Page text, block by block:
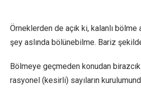
Örneklerden de açık ki, kalanlı bölme
şey aslında bölünebilme. Bariz
Bölmeye geçmeden konudan
rasyonel (kesirli) sayıların